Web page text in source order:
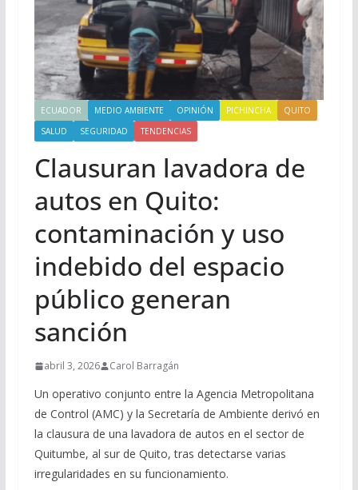
ECUADOR MEDIO AMBIENTE OPINIÓN PICHINCHA
QUITO
SALUD
SEGURIDAD TENDENCIAS
Clausuran lavadora de
autos en Quito:
contaminación y uso
indebido del espacio
público generan
sanción
abril 3, 2026 Carol Barragán
Un operativo conjunto entre la Agencia Metropolitana
de Control (AMC) y la Secretaría de Ambiente derivó en
la clausura de una lavadora de autos en el sector de
Quitumbe, al sur de Quito, tras detectarse varias
irregularidades en su funcionamiento.